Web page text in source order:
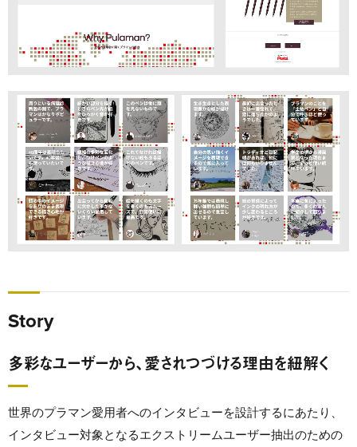
Story
多彩なユーザーから、愛されつづける理由を紐解く
世界のプラマン愛用者へのインタビューを設計するにあたり、
インタビュー対象となるエクストリームユーザー抽出のための